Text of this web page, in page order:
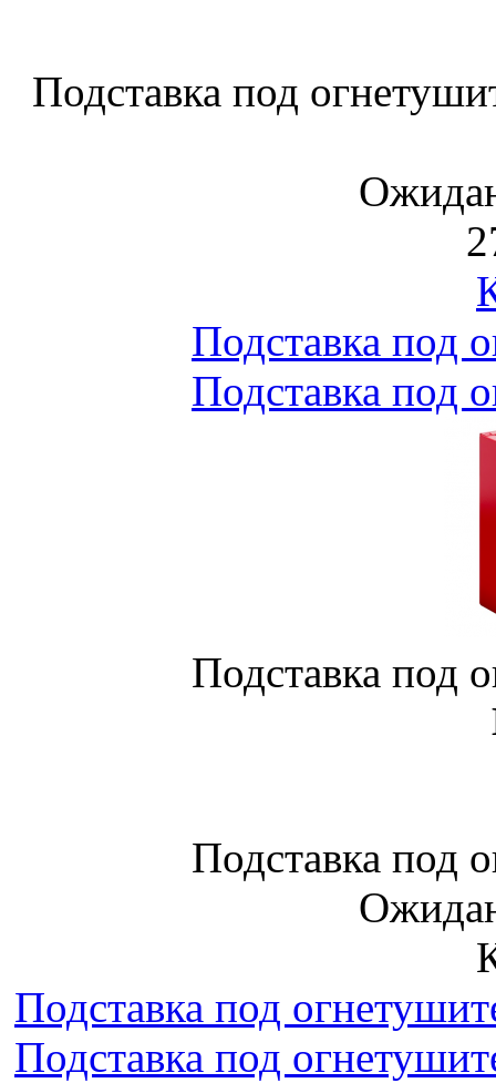
Подставка под
Подставка под
Подставка под
Подставка под
Подставка под
Подставка под
Подставка под